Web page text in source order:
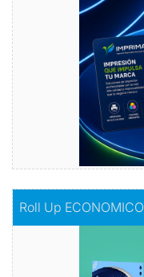
Roll Up ECONOMICO
Comprar